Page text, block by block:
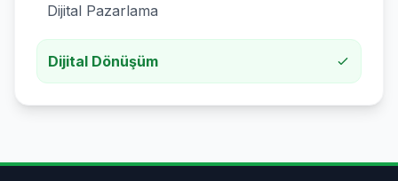
Dijital Pazarlama
Dijital Dönüşüm